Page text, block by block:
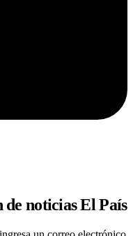
noticias El País